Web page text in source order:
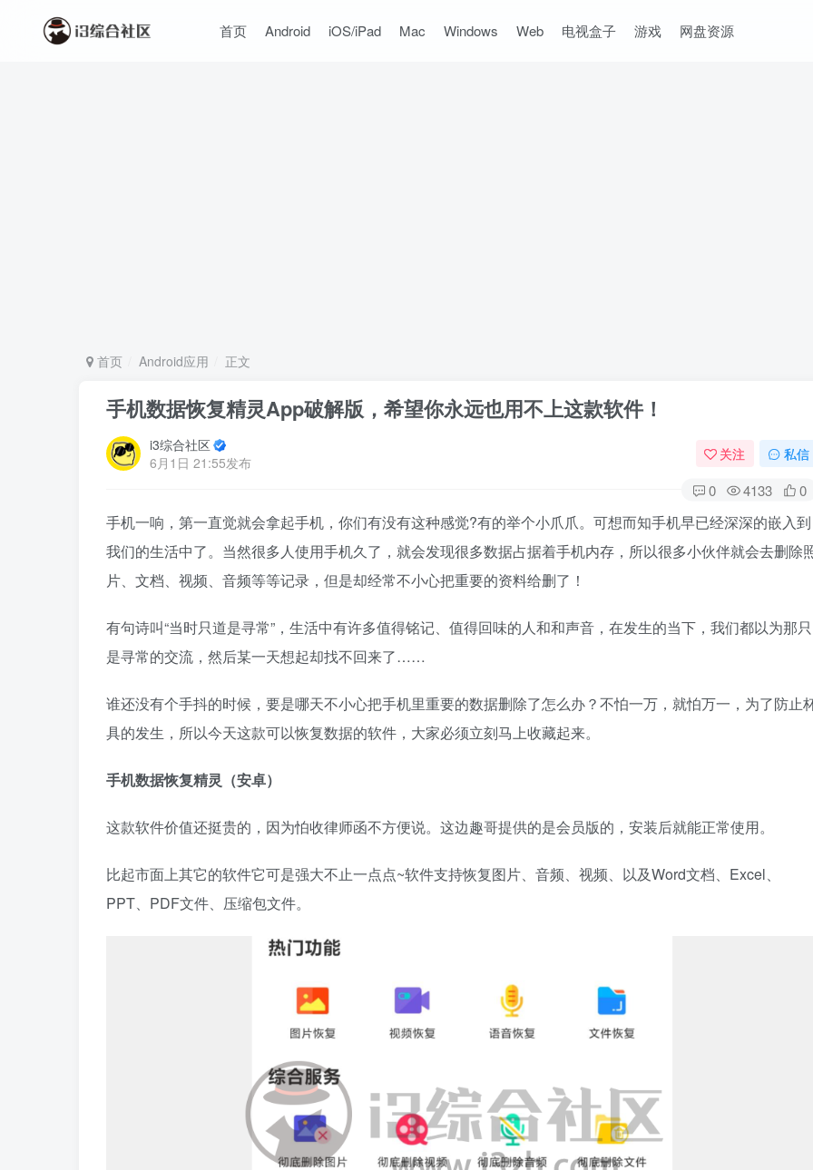
首页 Android iOS/iPad Mac Windows Web 电视盒子 游戏 网盘资源
首页 Android应用 正文
手机数据恢复精灵App破解版，希望你永远也用不上这款软件！
i3综合社区
6月1日 21:55发布
关注 私信
0 4133 0
手机一响，第一直觉就会拿起手机，你们有没有这种感觉?有的举个小爪爪。可想而知手机早已经深深的嵌入到
我们的生活中了。当然很多人使用手机久了，就会发现很多数据占据着手机内存，所以很多小伙伴就会去删除
片、文档、视频、音频等等记录，但是却经常不小心把重要的资料给删了！
有句诗叫“当时只道是寻常”，生活中有许多值得铭记、值得回味的人和和声音，在发生的当下，我们都以为那只
是寻常的交流，然后某一天想起却找不回来了……
谁还没有个手抖的时候，要是哪天不小心把手机里重要的数据删除了怎么办？不怕一万，就怕万一，为了防止
具的发生，所以今天这款可以恢复数据的软件，大家必须立刻马上收藏起来。
手机数据恢复精灵（安卓）
这款软件价值还挺贵的，因为怕收律师函不方便说。这边趣哥提供的是会员版的，安装后就能正常使用。
比起市面上其它的软件它可是强大不止一点点~软件支持恢复图片、音频、视频、以及Word文档、Excel、
PPT、PDF文件、压缩包文件。